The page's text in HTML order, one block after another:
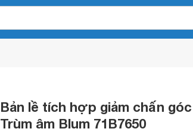
Bản lề tích hợp giảm chấn
Trùm âm Blum 71B7650